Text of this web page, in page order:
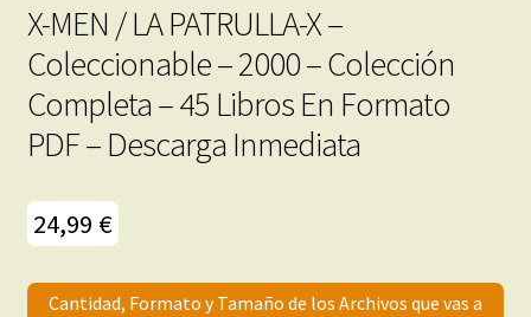
Adultos
Porno 3D
Inéditas
Demos
hijo
Mi cuenta
X-MEN / LA PATRULLA-X –
Coleccionable – 2000 – Colección
Completa – 45 Libros En Formato
PDF – Descarga Inmediata
24,99 €
Cantidad, Formato y Tamaño de los Archivos que vas a